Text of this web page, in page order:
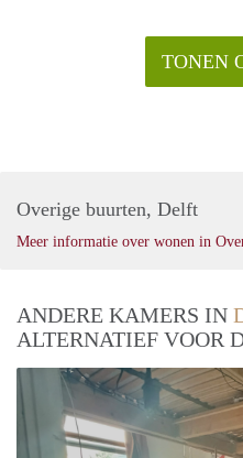
TONEN
Overige buurten, Delft
Meer informatie over wonen in
ANDERE KAMERS IN
ALTERNATIEF VOOR